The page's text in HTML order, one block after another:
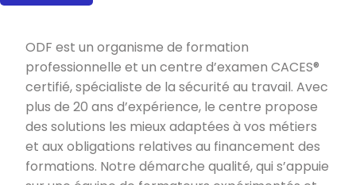
ODF est un organisme de formation
professionnelle et un centre d’examen CACES®
certifié, spécialiste de la sécurité au travail. Avec
plus de 20 ans d’expérience, le centre propose
des solutions les mieux adaptées à vos métiers
et aux obligations relatives au financement des
formations. Notre démarche qualité, qui s’appuie